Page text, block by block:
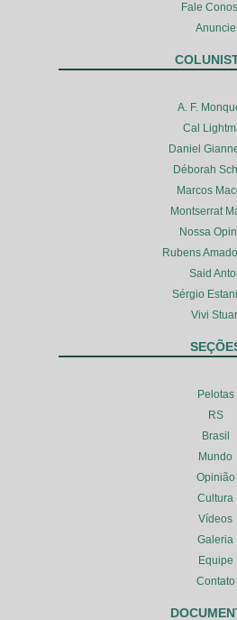
Fale
Anuncie
A. F.
Cal
Daniel
Déborah
Marcos
Montserrat
Nossa
Rubens
Said
Sérgio
Vivi
Pelotas
RS
Brasil
Mundo
Opinião
Cultura
Vídeos
Galeria
Equipe
Contato